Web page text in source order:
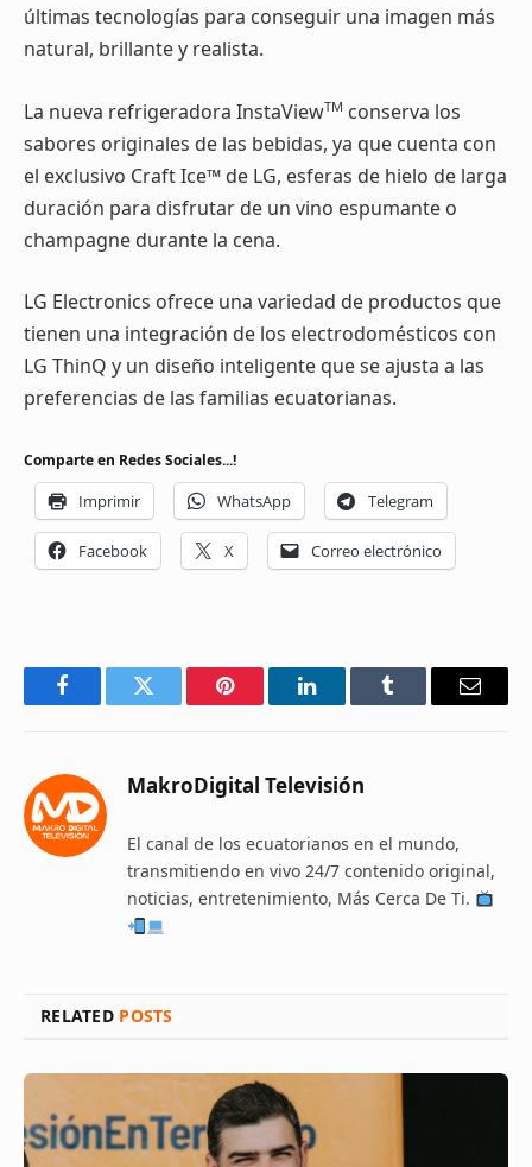
últimas tecnologías para conseguir una imagen más
natural, brillante y realista.
La nueva refrigeradora InstaViewTM conserva los
sabores originales de las bebidas, ya que cuenta con
el exclusivo Craft Ice™ de LG, esferas de hielo de larga
duración para disfrutar de un vino espumante o
champagne durante la cena.
LG Electronics ofrece una variedad de productos que
tienen una integración de los electrodomésticos con
LG ThinQ y un diseño inteligente que se ajusta a las
preferencias de las familias ecuatorianas.
Comparte en Redes Sociales...!
Imprimir WhatsApp Telegram
Facebook X Correo electrónico
FacebookTwitter Pinterest LinkedInTumblr Email
MakroDigital Televisión
El canal de los ecuatorianos en el mundo,
transmitiendo en vivo 24/7 contenido original,
noticias, entretenimiento, Más Cerca De Ti.
RELATED POSTS